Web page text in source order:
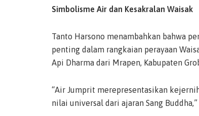
Simbolisme Air dan Kesakralan Waisak
Tanto Harsono menambahkan bahwa
penting dalam rangkaian perayaan
Api Dharma dari Mrapen, Kabupaten
“Air Jumprit merepresentasikan
nilai universal dari ajaran Sang